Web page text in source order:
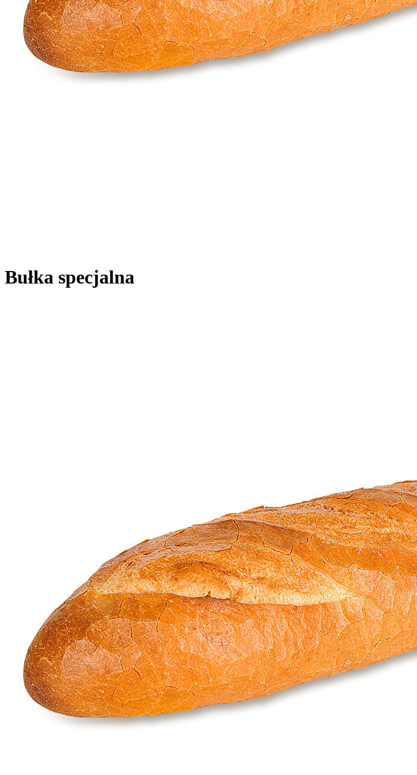
Bułka specjalna